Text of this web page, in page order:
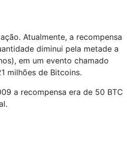
Atualmente, a recompensa
diminui pela metade a
em um evento chamado
milhões de Bitcoins.
a recompensa era de 50 BTC